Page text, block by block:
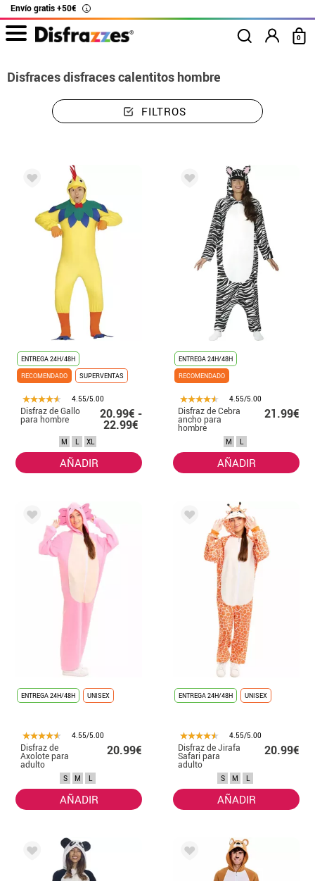
Envío gratis +50€ i
0
Disfraces disfraces calentitos hombre
FILTROS
ENTREGA 24H/48H
RECOMENDADO
SUPERVENTAS
4.55/5.00
Disfraz de Gallo
para hombre 20.99€ -
22.99€
M L XL
AÑADIR
ENTREGA 24H/48H
RECOMENDADO
4.55/5.00
Disfraz de Cebra
ancho para
hombre
21.99€
M L
AÑADIR
ENTREGA 24H/48H UNISEX
4.55/5.00
Disfraz de
Axolote para
adulto
20.99€
S M L
AÑADIR
ENTREGA 24H/48H UNISEX
4.55/5.00
Disfraz de Jirafa
Safari para
adulto
20.99€
S M L
AÑADIR